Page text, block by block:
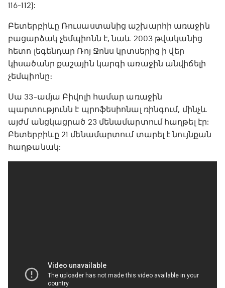
116-112):
Բետերբիևը Ռուսաստանից աշխարհի առաջին
բացարձակ չեմպիոնն է, նաև 2003 թվականից
հետո լեգենդար Ռոյ Ջոնս կրտսերից ի վեր
կիսածանր քաշային կարգի առաջին անվիճելի
չեմպիոնը։
Սա 33-ամյա Բիվոլի համար առաջին
պարտությունն է պրոֆեսիոնալ ռինգում, մինչև
այժմ անցկացրած 23 մենամարտում հաղթել էր:
Բետերբիևը 21 մենամարտում տարել է նույնքան
հաղթանակ: